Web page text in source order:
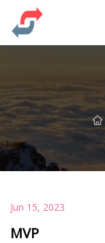
Jun 15, 2023
MVP